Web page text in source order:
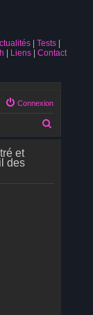
Tests
Liens Contact
Connexion
et
des